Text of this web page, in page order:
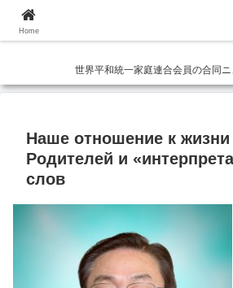
世界平和統一家庭連合会員の合同
Наше отношение к
Родителей и
слов
Home